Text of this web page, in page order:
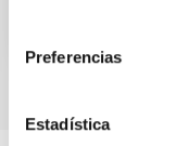
Preferencias
Estadística